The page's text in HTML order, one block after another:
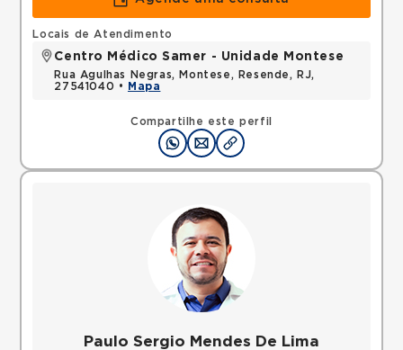
Compartilhe este perfil
Locais de Atendimento
Centro Médico Samer - Unidade Montese
Rua Agulhas Negras, Montese, Resende, RJ,
27541040 •
Mapa
Paulo Sergio Mendes De Lima